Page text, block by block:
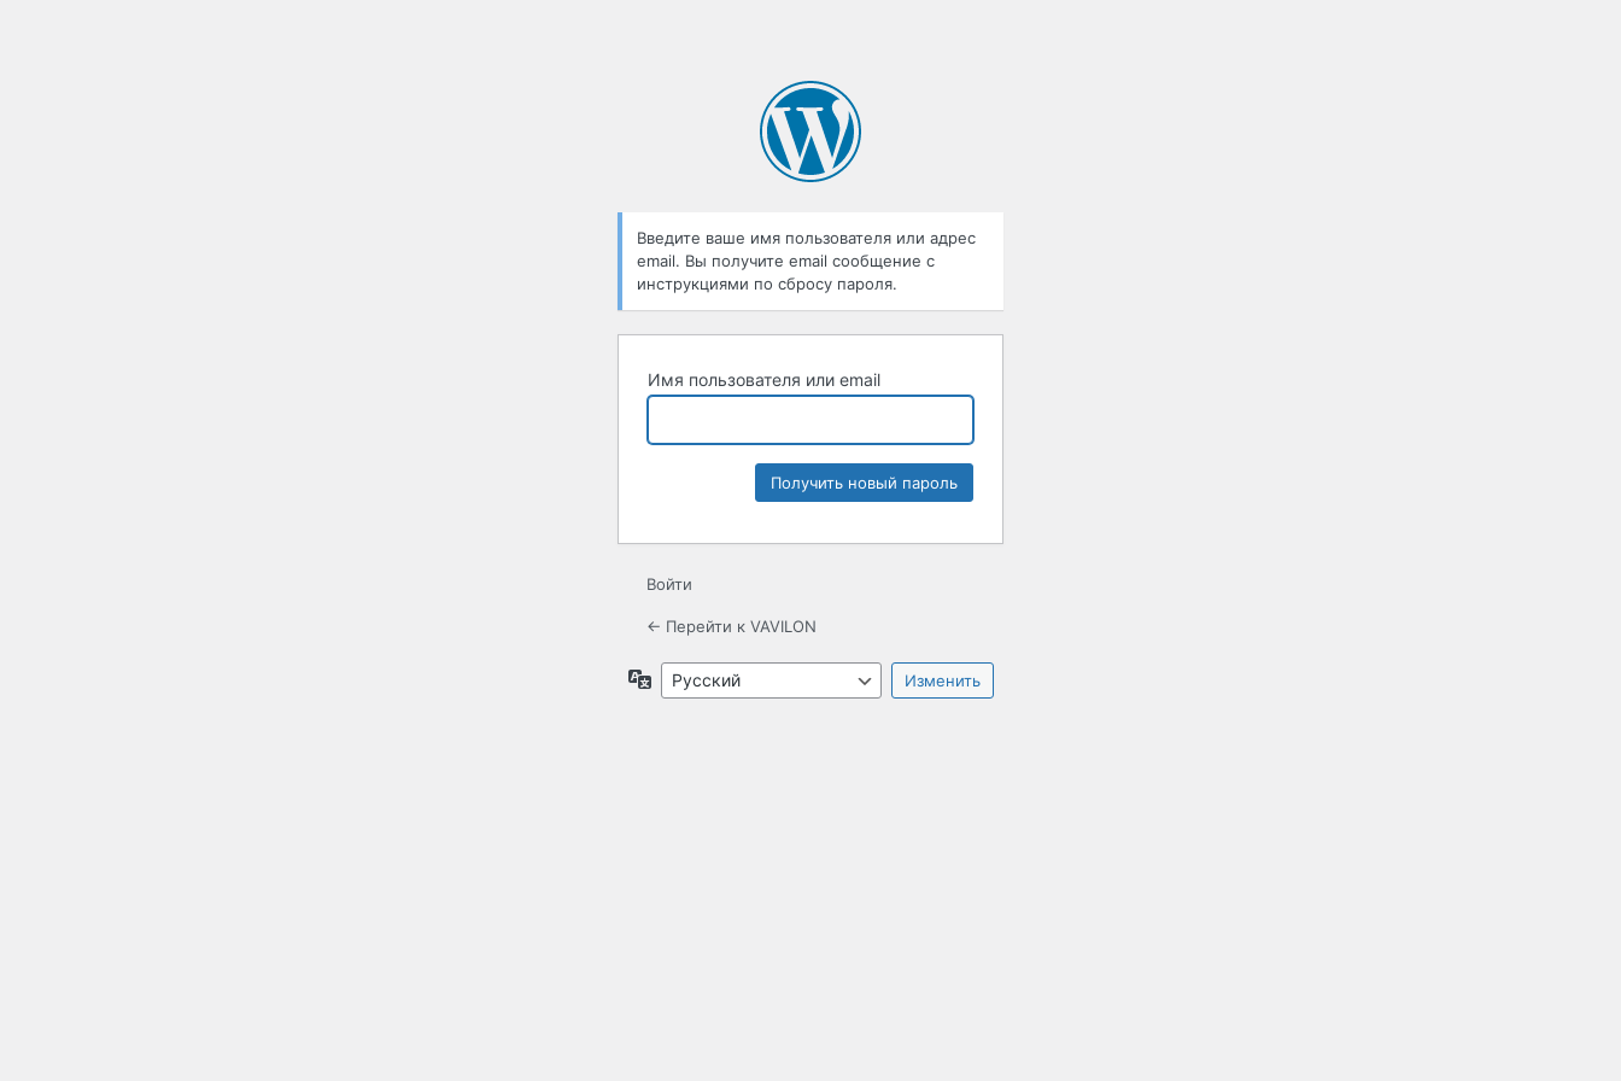
Введите ваше имя пользователя или адрес
email. Вы получите email сообщение с
инструкциями по сбросу пароля.
Имя пользователя или email
Войти
← Перейти к VAVILON
Язык